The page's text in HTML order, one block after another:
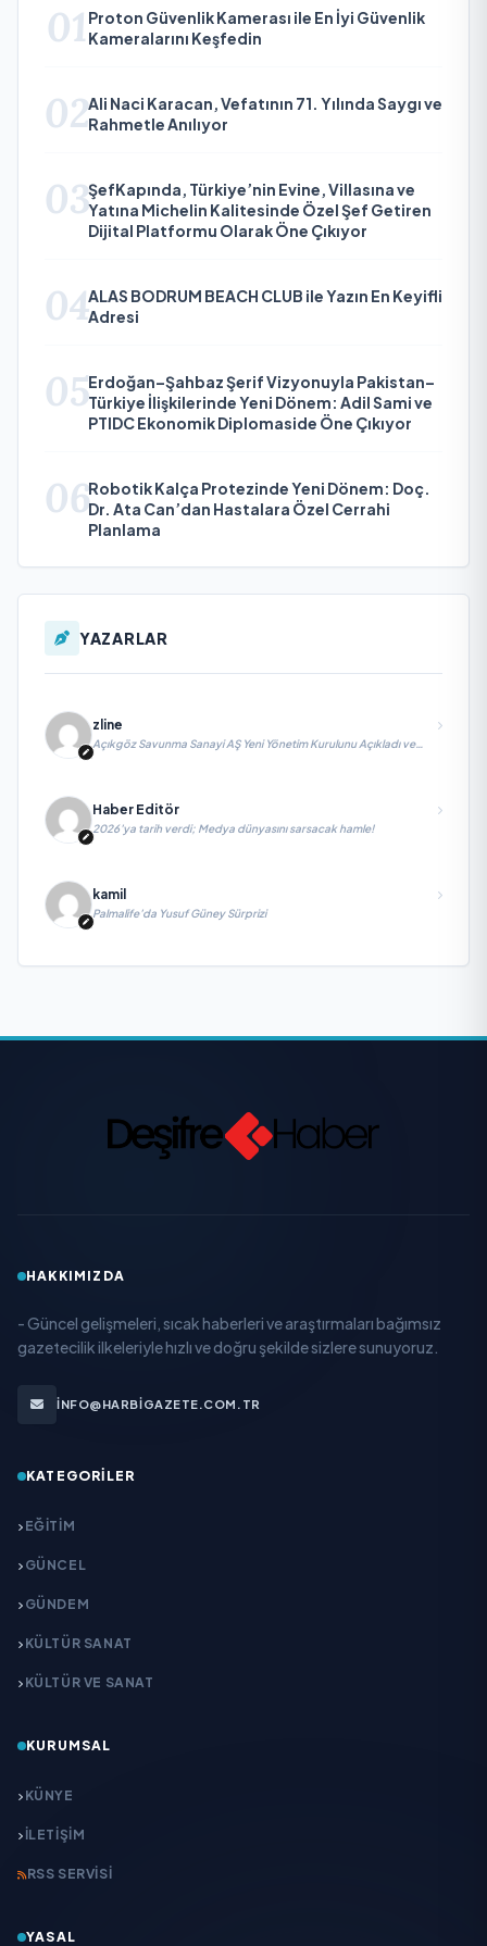
01 Proton Güvenlik Kamerası ile En İyi Güvenlik
Kameralarını Keşfedin
02Ali Naci Karacan, Vefatının 71. Yılında Saygı ve
Rahmetle Anılıyor
03ŞefKapında, Türkiye’nin Evine, Villasına ve
Yatına Michelin Kalitesinde Özel Şef Getiren
Dijital Platformu Olarak Öne Çıkıyor
04ALAS BODRUM BEACH CLUB ile Yazın En Keyifli
Adresi
05Erdoğan–Şahbaz Şerif Vizyonuyla Pakistan–
Türkiye İlişkilerinde Yeni Dönem: Adil Sami ve
PTIDC Ekonomik Diplomaside Öne Çıkıyor
06Robotik Kalça Protezinde Yeni Dönem: Doç.
Dr. Ata Can’dan Hastalara Özel Cerrahi
Planlama
YAZARLAR
zline
Açıkgöz Savunma Sanayi AŞ Yeni Yönetim Kurulunu Açıkladı ve
Haber Editör
2026’ya tarih verdi; Medya dünyasını sarsacak hamle!
kamil
Palmalife’da Yusuf Güney Sürprizi
HAKKIMIZDA
- Güncel gelişmeleri, sıcak haberleri ve araştırmaları bağımsız
gazetecilik ilkeleriyle hızlı ve doğru şekilde sizlere sunuyoruz.
INFO@HARBIGAZETE.COM.TR
KATEGORILER
EĞITIM
GÜNCEL
GÜNDEM
KÜLTÜR SANAT
KÜLTÜR VE SANAT
KURUMSAL
KÜNYE
İLETIŞIM
RSS SERVISI
YASAL